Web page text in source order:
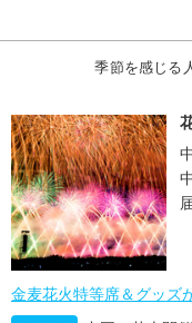
季節を感じる
金麦花火特等席＆グッズ